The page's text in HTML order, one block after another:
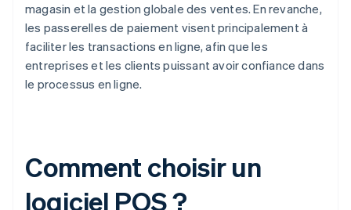
magasin et la gestion globale des ventes. En revanche,
les passerelles de paiement visent principalement à
faciliter les transactions en ligne, afin que les
entreprises et les clients puissant avoir confiance dans
le processus en ligne.
Comment choisir un
logiciel POS ?